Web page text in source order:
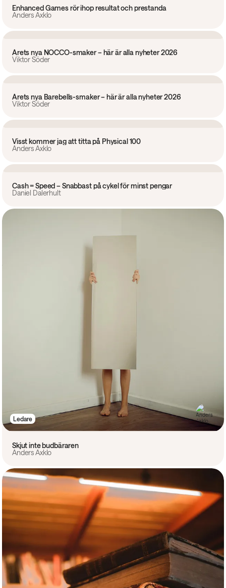
Enhanced Games rör ihop resultat och prestanda
Anders Axklo
Årets nya NOCCO-smaker – här är alla nyheter 2026
Viktor Söder
Årets nya Barebells-smaker – här är alla nyheter 2026
Viktor Söder
Visst kommer jag att titta på Physical 100
Anders Axklo
Cash = Speed – Snabbast på cykel för minst pengar
Daniel Dalerhult
Ledare
Skjut inte budbäraren
Anders Axklo